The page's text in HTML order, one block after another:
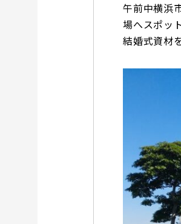
午前中横浜
場へスポッ
結婚式資材